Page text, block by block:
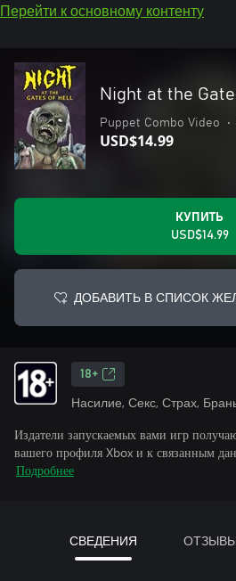
Перейти к основному контенту
Night at the
Puppet Combo Video •
USD$14.99
КУПИТЬ
USD$14.99
ДОБАВИТЬ В СПИСОК
18+
Насилие, Секс, Страх,
Издатели запускаемых вами игр
вашего профиля Xbox и к связанным
Подробнее
СВЕДЕНИЯ